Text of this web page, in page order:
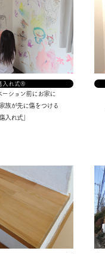
入れ式®
ーション前にお家に
族が先に傷をつける
傷入れ式」